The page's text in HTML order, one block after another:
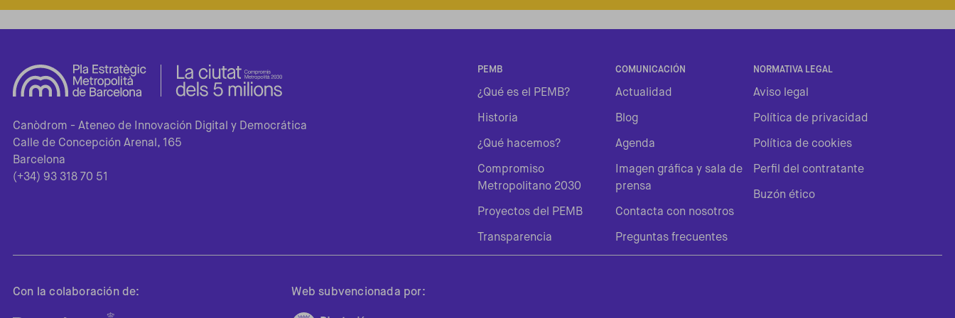
Canòdrom - Ateneo de Innovación Digital y Democrática
Calle de Concepción Arenal, 165
Barcelona
(+34) 93 318 70 51
PEMB
¿Qué es el PEMB?
Historia
¿Qué hacemos?
Compromiso
Metropolitano 2030
Proyectos del PEMB
Transparencia
COMUNICACIÓN
Actualidad
Blog
Agenda
Imagen gráfica y sala de
prensa
Contacta con nosotros
Preguntas frecuentes
NORMATIVA LEGAL
Aviso legal
Política de privacidad
Política de cookies
Perfil del contratante
Buzón ético
Con la colaboración de: Web subvencionada por: